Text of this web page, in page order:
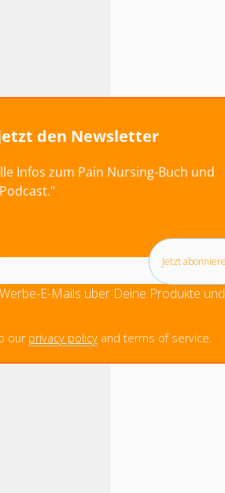
den Newsletter
Infos zum Pain Nursing-Buch und
E-Mails über Deine Produkte und
our privacy policyand terms of service.